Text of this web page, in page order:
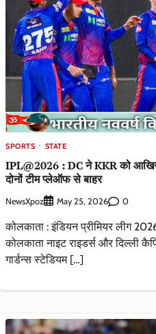
SPORTS STATE
IPL@2026 : DC ने KKR को
दोनों टीम प्लेऑफ से बाहर
NewsXpoz May 25, 2026 0
कोलकाता : इंडियन प्रीमियर लीग
कोलकाता नाइट राइडर्स और दिल्ली
गार्डन्स स्टेडियम […]